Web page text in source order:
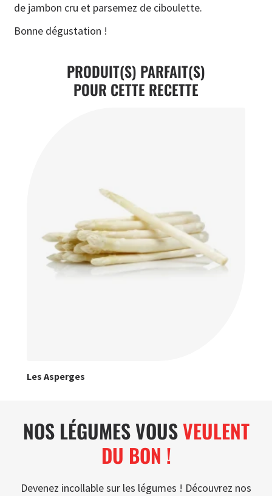
de jambon cru et parsemez de ciboulette.
Bonne dégustation !
PRODUIT(S) PARFAIT(S)
POUR CETTE RECETTE
Les Asperges
NOS LÉGUMES VOUSVEULENT
DU BON !
Devenez incollable sur les légumes ! Découvrez nos